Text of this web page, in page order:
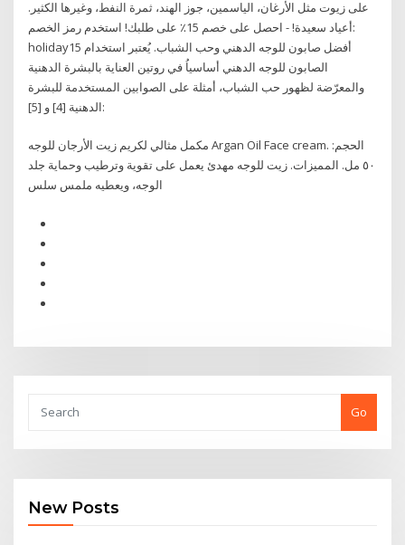
على زيوت مثل الأرغان، الياسمين، جوز الهند، ثمرة النفط، وغيرها الكثير.
أعياد سعيدة! - احصل على خصم 15٪ على طلبك! استخدم رمز الخصم:
holiday15 أفضل صابون للوجه الدهني وحب الشباب. يُعتبر استخدام
الصابون للوجه الدهني أساسياُ في روتين العناية بالبشرة الدهنية
والمعرّضة لظهور حب الشباب، أمثلة على الصوابين المستخدمة للبشرة
الدهنية [4] و [5]:
مكمل مثالي لكريم زيت الأرجان للوجه Argan Oil Face cream. الحجم:
٥٠ مل. المميزات. زيت للوجه مهدئ يعمل على تقوية وترطيب وحماية جلد
Go
New Posts